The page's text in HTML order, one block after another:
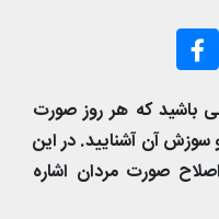
باشید که هر روز صورت
سوزش آن آشنایید. در این
صورت مردان اشاره